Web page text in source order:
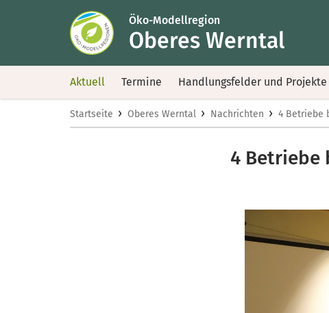
Öko-Modellregion
Oberes Werntal
Aktuell Termine Handlungsfelder und Projekte
Startseite › Oberes Werntal › Nachrichten › 4 Betriebe
4 Betriebe